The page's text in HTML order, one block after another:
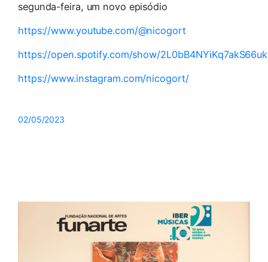
segunda-feira, um novo episódio
https://www.youtube.com/@nicogort
https://open.spotify.com/show/
https://www.instagram.com/nicogort/
02/05/2023